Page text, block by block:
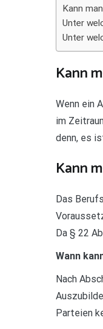
Kann
Unter
Unter
Kann
Wenn ein
im
denn, es
Kann
Das
Da § 22
Wann
Nach
Parteien